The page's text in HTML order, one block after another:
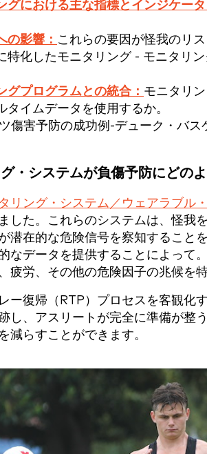
グにおける主な指標とインジケータ
の影響： これらの要因が怪我のリ
特化したモニタリング - モニタリ
グプログラムとの統合： モニタリ
タイムデータを使用するか。
傷害予防の成功例-デューク・バ
・システムが負傷予防にどの
リング・システム／ウェアラブル
した。これらのシステムは、怪我
潜在的な危険信号を察知すること
なデータを提供することによって
疲労、その他の危険因子の兆候を
ー復帰（RTP）プロセスを客観化
し、アスリートが完全に準備が整
減らすことができます。